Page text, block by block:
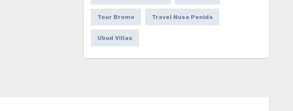
Tour Bromo Travel Nusa Penida
Ubud Villas